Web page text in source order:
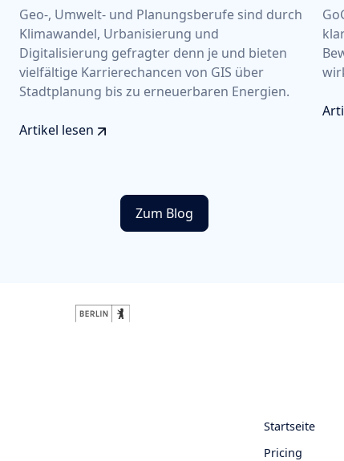
Geo-, Umwelt- und Planungsberufe sind durch
Klimawandel, Urbanisierung und
Digitalisierung gefragter denn je und bieten
vielfältige Karrierechancen von GIS über
Stadtplanung bis zu erneuerbaren Energien.
Artikel lesen
Zum Blog
Startseite
Pricing